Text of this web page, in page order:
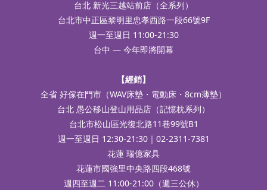
台北 新光三越站前店（全系列）
台北市中正區黎明里忠孝西路一段66號9F
週一至週日 11:00-21:30
台中 — 今年即將開幕
【經銷】
全省 好傢在門市（WAV床墊・電動床・8cm薄墊）
台北 愚公移山登山用品店（記憶枕系列）
台北市松山區光復北路11巷99號B1
週一至週日 12:30-21:30｜02-2311-7381
花蓮 瑞億家具
花蓮市國強里中央路四段468號
週四至週二 11:00-21:00（週三公休）